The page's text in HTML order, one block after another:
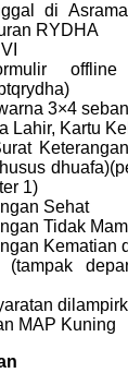
di
RYDHA
3×4
Lahir, Kartu
1)
Sehat
Tidak
Kematian
(tampak
MAP Kuning